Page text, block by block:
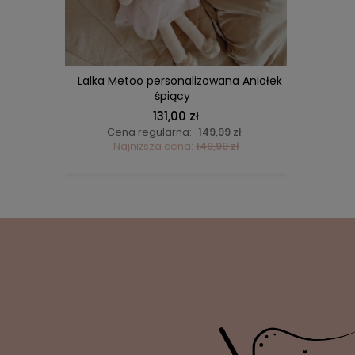
Lalka Metoo personalizowana Aniołek
śpiący
131,00 zł
Cena regularna: 149,99 zł
Najniższa cena: 149,99 zł
DO KOSZYKA